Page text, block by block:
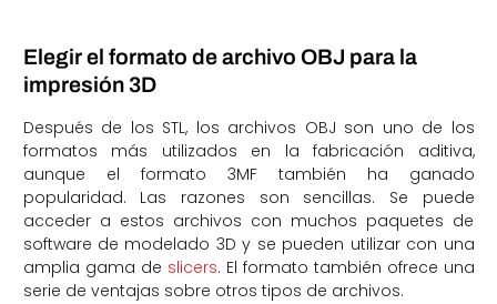
Elegir el formato de archivo OBJ para la
impresión 3D
Después de los STL, los archivos OBJ son uno de los
formatos más utilizados en la fabricación aditiva,
aunque el formato 3MF también ha ganado
popularidad. Las razones son sencillas. Se puede
acceder a estos archivos con muchos paquetes de
software de modelado 3D y se pueden utilizar con una
amplia gama de slicers. El formato también ofrece una
serie de ventajas sobre otros tipos de archivos.